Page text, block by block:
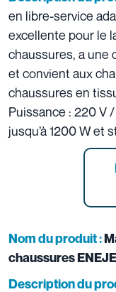
en libre-service
excellente pour le
chaussures, a une
et convient aux
chaussures en
Puissance : 220 V
jusqu’à 1200 W et
Nom du produit :
chaussures
Description du